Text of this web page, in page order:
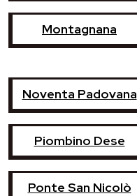
Montagnana
Noventa Padovana
Piombino Dese
Ponte San Nicolò